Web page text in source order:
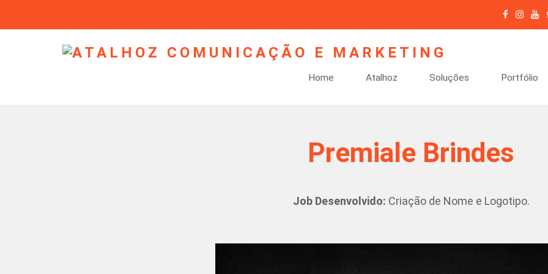
Home Atalhoz Soluções Portfólio
Premiale Brindes
Job Desenvolvido: Criação de Nome e Logotipo.